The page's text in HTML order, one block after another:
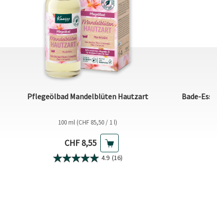
Pflegeölbad Mandelblüten Hautzart
100 ml (CHF 85,50 / 1 l)
Aktueller Preis
CHF 8,55
4.9 (16)
Bade-